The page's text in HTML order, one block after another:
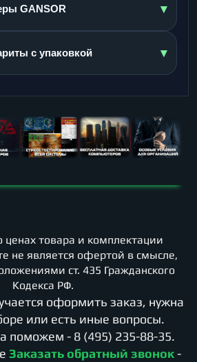
GANSOR ▾
с упаковкой ▾
товара и комплектации
не является офертой в смысле,
ст. 435 Гражданского
Кодекса РФ.
оформить заказ, нужна
или есть иные вопросы.
поможем - 8 (495) 235-88-35.
Заказать обратный звонок -